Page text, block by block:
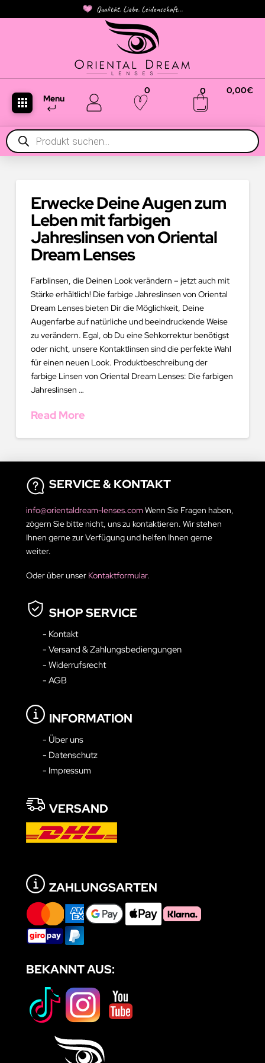
Qualität. Liebe. Leidenschaft...
Menu
0 0 0,00€
Products
search
Erwecke Deine Augen zum
Leben mit farbigen
Jahreslinsen von Oriental
Dream Lenses
Farblinsen, die Deinen Look verändern – jetzt auch mit
Stärke erhältlich! Die farbige Jahreslinsen von Oriental
Dream Lenses bieten Dir die Möglichkeit, Deine
Augenfarbe auf natürliche und beeindruckende Weise
zu verändern. Egal, ob Du eine Sehkorrektur benötigst
oder nicht, unsere Kontaktlinsen sind die perfekte Wahl
für einen neuen Look. Produktbeschreibung der
farbige Linsen von Oriental Dream Lenses: Die farbigen
Jahreslinsen …
Read More
SERVICE & KONTAKT
info@orientaldream-lenses.comWenn Sie Fragen haben,
zögern Sie bitte nicht, uns zu kontaktieren. Wir stehen
Ihnen gerne zur Verfügung und helfen Ihnen gerne
weiter.
Oder über unser Kontaktformular.
SHOP SERVICE
- Kontakt
- Versand & Zahlungsbediengungen
- Widerrufsrecht
- AGB
INFORMATION
- Über uns
- Datenschutz
- Impressum
VERSAND
ZAHLUNGSARTEN
BEKANNT AUS: